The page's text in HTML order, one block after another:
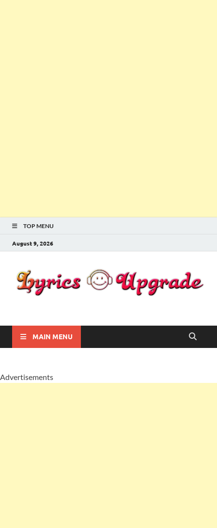
TOP MENU
August 9, 2026
Lyricsupgrade
MAIN MENU
Advertisements